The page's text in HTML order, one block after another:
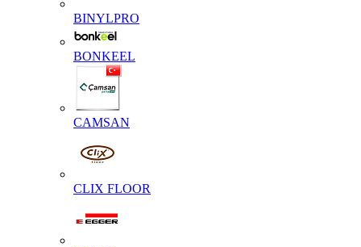
BINYLPRO
BONKEEL
CAMSAN
CLIX FLOOR